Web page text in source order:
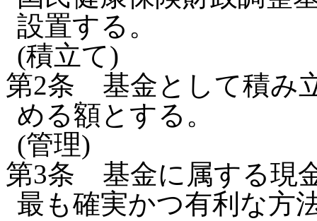
設置する。
(積立て)
第2条 基金として積み
める額とする。
(管理)
第3条 基金に属する現
最も確実かつ有利な方